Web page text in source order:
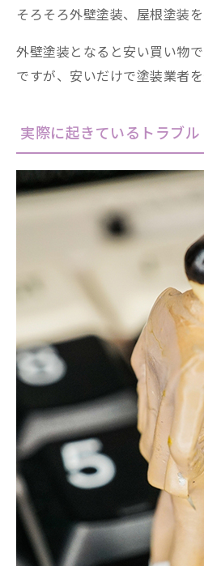
そろそろ外壁塗装、屋根塗装
外壁塗装となると安い買い物
ですが、安いだけで塗装業者
実際に起きているトラブル